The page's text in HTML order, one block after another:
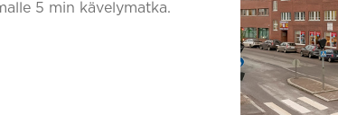
5 min kävelymatka.